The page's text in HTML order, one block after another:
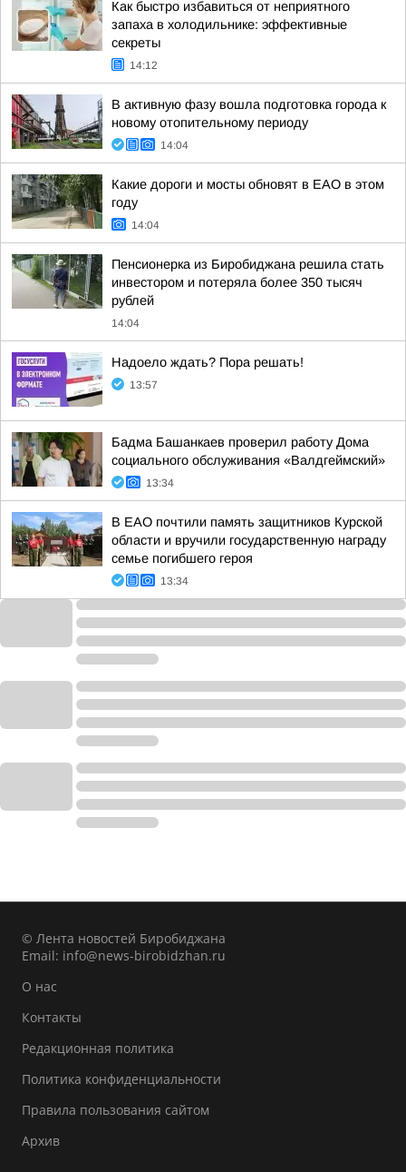
Как быстро избавиться от неприятного
запаха в холодильнике: эффективные
секреты
14:12
В активную фазу вошла подготовка города к
новому отопительному периоду
14:04
Какие дороги и мосты обновят в ЕАО в этом
году
14:04
Пенсионерка из Биробиджана решила стать
инвестором и потеряла более 350 тысяч
рублей
14:04
Надоело ждать? Пора решать!
13:57
Бадма Башанкаев проверил работу Дома
социального обслуживания «Валдгеймский»
13:34
В ЕАО почтили память защитников Курской
области и вручили государственную награду
семье погибшего героя
13:34
© Лента новостей Биробиджана
Email: info@news-birobidzhan.ru
О нас
Контакты
Редакционная политика
Политика конфиденциальности
Правила пользования сайтом
Архив